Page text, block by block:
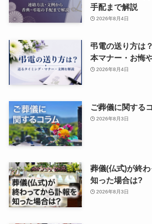
手配まで解説
2026年8月4日
弔電の送り方は
本マナー・お悔
2026年8月4日
ご葬儀に関する
2026年8月3日
葬儀(仏式)が終
知った場合は?
2026年8月3日